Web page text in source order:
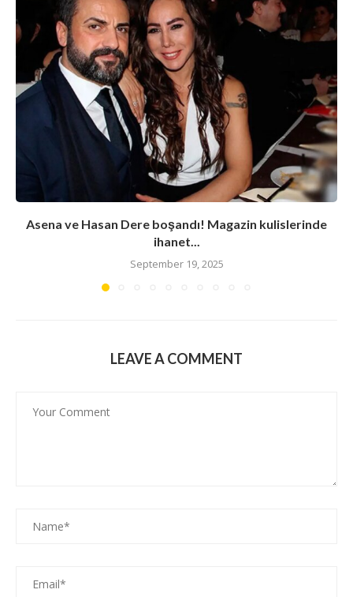
Asena ve Hasan Dere boşandı! Magazin kulislerinde
ihanet...
September 19, 2025
LEAVE A COMMENT